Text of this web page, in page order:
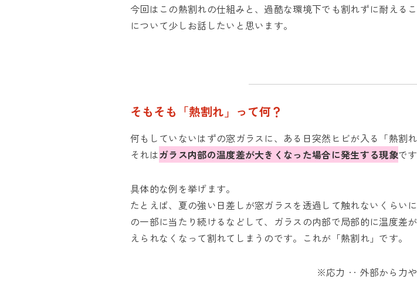
今回はこの熱割れの仕組みと、過酷な環境下でも割れずに耐えるこ
について少しお話したいと思います。
そもそも「熱割れ」って何？
何もしていないはずの窓ガラスに、ある日突然ヒビが入る「熱割れ
それはガラス内部の温度差が大きくなった場合に発生する現象です
具体的な例を挙げます。
たとえば、夏の強い日差しが窓ガラスを透過して触れないくらい
の一部に当たり続けるなどして、ガラスの内部で局部的に温度
えられなくなって割れてしまうのです。これが「熱割れ」です。
※応力 ‥ 外部から力や